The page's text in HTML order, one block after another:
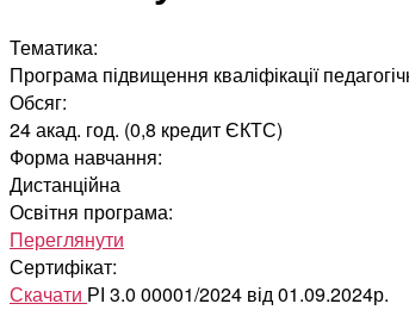
Тематика:
Програма підвищення кваліфікації
Обсяг:
24 акад. год. (0,8 кредит ЄКТС)
Форма навчання:
Дистанційна
Освітня програма:
Переглянути
Сертифікат:
Скачати РІ 3.0 00001/2024 від 01.09.2024р.